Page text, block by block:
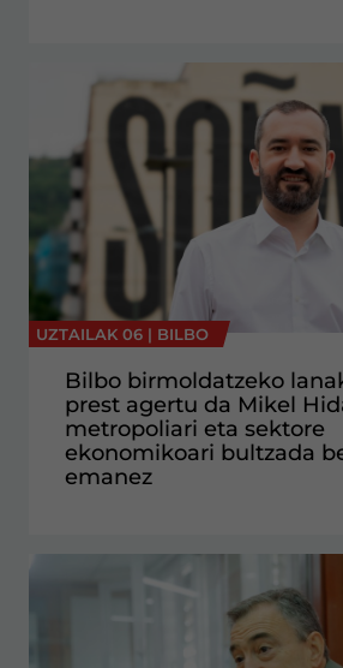
UZTAILAK 06 | BILBO
Bilbo birmoldatzeko
prest agertu da Mikel
metropoliari eta sektore
ekonomikoari bultzada
emanez